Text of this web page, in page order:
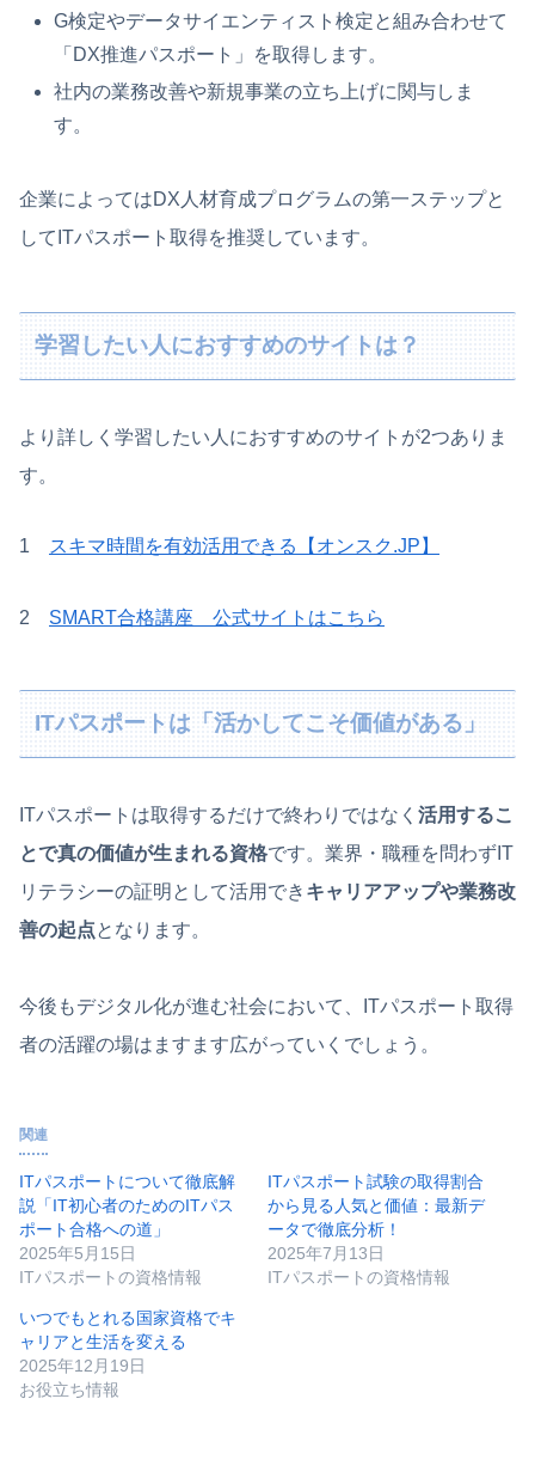
G検定やデータサイエンティスト検定と組み合わせて
「DX推進パスポート」を取得します。
社内の業務改善や新規事業の立ち上げに関与しま
す。
企業によってはDX人材育成プログラムの第一ステップと
してITパスポート取得を推奨しています。
学習したい人におすすめのサイトは？
より詳しく学習したい人におすすめのサイトが2つありま
す。
1 スキマ時間を有効活用できる【オンスク.JP】
2 SMART合格講座 公式サイトはこちら
ITパスポートは「活かしてこそ価値がある」
ITパスポートは取得するだけで終わりではなく 活用するこ
とで真の価値が生まれる資格です。業界・職種を問わずIT
リテラシーの証明として活用でき キャリアアップや業務改
善の起点となります。
今後もデジタル化が進む社会において、ITパスポート取得
者の活躍の場はますます広がっていくでしょう。
関連
ITパスポートについて徹底解
説「IT初心者のためのITパス
ポート合格への道」
2025年5月15日
ITパスポートの資格情報
ITパスポート試験の取得割合
から見る人気と価値：最新デ
ータで徹底分析！
2025年7月13日
ITパスポートの資格情報
いつでもとれる国家資格でキ
ャリアと生活を変える
2025年12月19日
お役立ち情報